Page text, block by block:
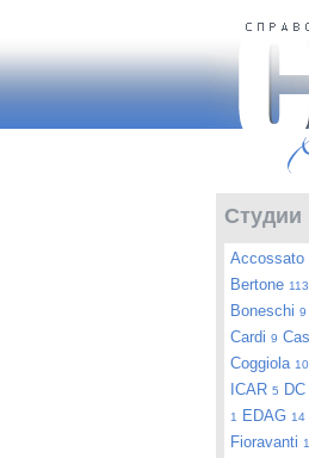
Студии
Accossato
Bertone 113
Boneschi 9
Cardi 9
Coggiola 10
ICAR 5
1 EDAG 14
Fioravanti